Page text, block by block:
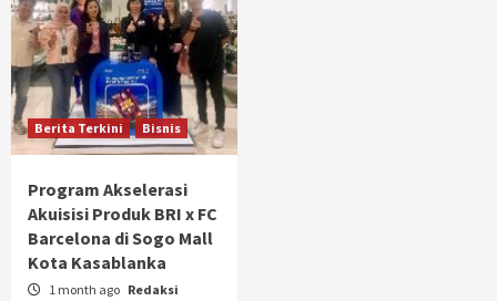
Berita Terkini Bisnis
Program Akselerasi
Akuisisi Produk BRI x FC
Barcelona di Sogo Mall
Kota Kasablanka
1 month ago Redaksi